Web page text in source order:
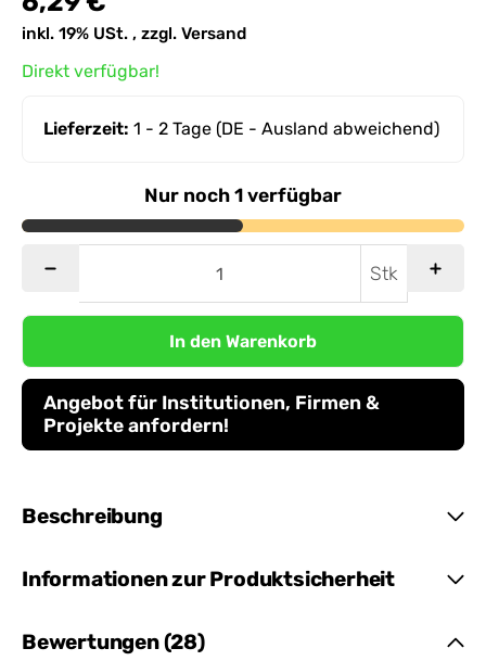
inkl. 19% USt. , zzgl. Versand
Direkt verfügbar!
Lieferzeit:1 - 2 Tage (DE - Ausland abweichend)
Nur noch 1 verfügbar
Stk
In den Warenkorb
Angebot für Institutionen, Firmen &
Projekte anfordern!
Beschreibung
Informationen zur Produktsicherheit
Bewertungen (28)